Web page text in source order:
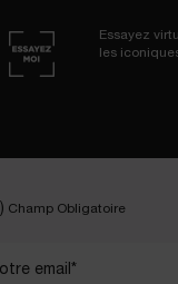
Essayez
les
Champ Obligatoire
email *